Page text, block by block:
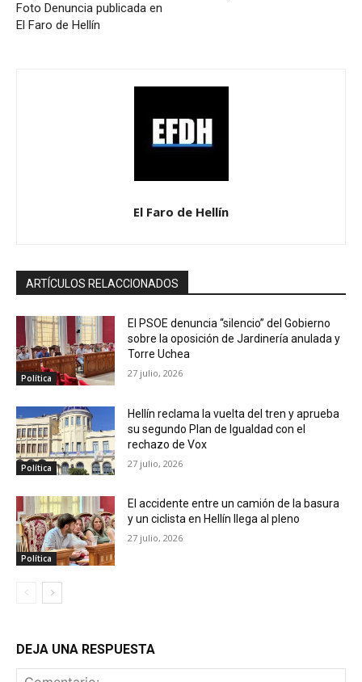
Foto Denuncia publicada en
El Faro de Hellín
El Faro de Hellín
ARTÍCULOS RELACCIONADOS
Política
El PSOE denuncia “silencio” del Gobierno
sobre la oposición de Jardinería anulada y
Torre Uchea
27 julio, 2026
Política
Hellín reclama la vuelta del tren y aprueba
su segundo Plan de Igualdad con el
rechazo de Vox
27 julio, 2026
Política
El accidente entre un camión de la basura
y un ciclista en Hellín llega al pleno
27 julio, 2026
DEJA UNA RESPUESTA